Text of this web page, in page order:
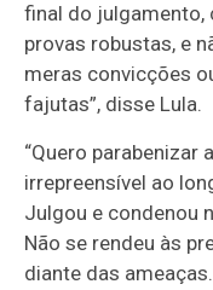
final do julgamento,
provas robustas, e
meras convicções
fajutas”, disse Lula.
“Quero parabenizar
irrepreensível ao
Julgou e condenou
Não se rendeu às
diante das